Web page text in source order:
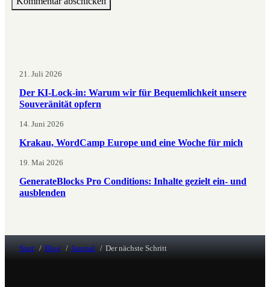
21. Juli 2026
Der KI-Lock-in: Warum wir für Bequemlichkeit unsere
Souveränität opfern
14. Juni 2026
Krakau, WordCamp Europe und eine Woche für mich
19. Mai 2026
GenerateBlocks Pro Conditions: Inhalte gezielt ein- und
ausblenden
Start Blog Journal Der nächste Schritt